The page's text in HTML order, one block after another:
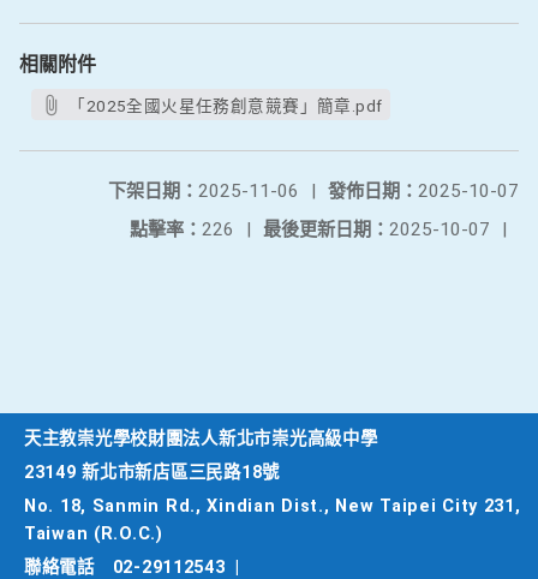
相關附件
「2025全國火星任務創意競賽」簡章.pdf
發佈日期： 2025-10-07
下架日期： 2025-11-06
|
最後更新日期： 2025-10-07 |
點擊率： 226 |
天主教崇光學校財團法人新北市崇光高級中學
23149 新北市新店區三民路18號
No. 18, Sanmin Rd., Xindian Dist., New Taipei City 231,
Taiwan (R.O.C.)
聯絡電話
02-29112543